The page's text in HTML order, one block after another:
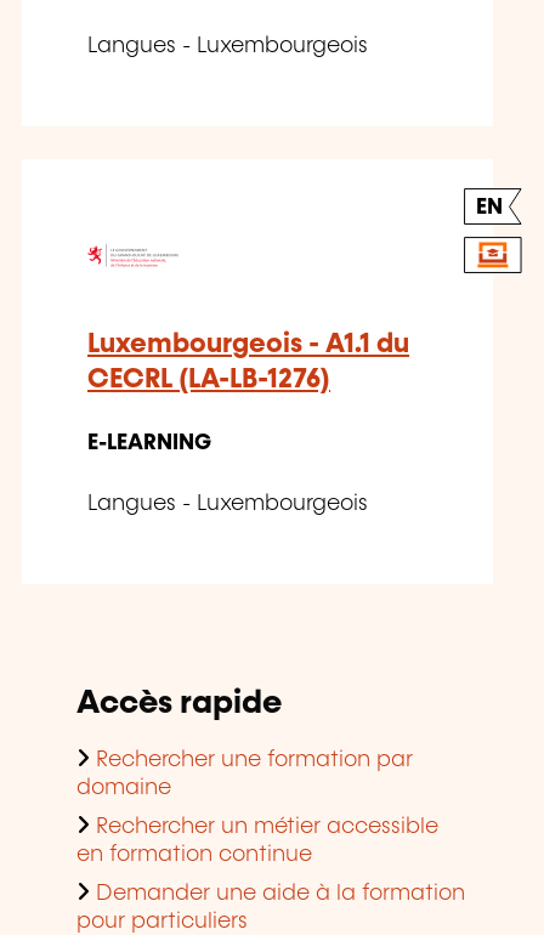
Langues - Luxembourgeois
EN
Luxembourgeois - A1.1 du
CECRL (LA-LB-1276)
E-LEARNING
Langues - Luxembourgeois
Accès rapide
Rechercher une formation par
domaine
Rechercher un métier accessible
en formation continue
Demander une aide à la formation
pour particuliers